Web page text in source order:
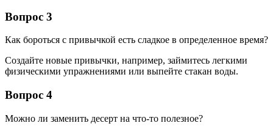
Вопрос 3
Как бороться с привычкой есть сладкое в определенное время?
Создайте новые привычки, например, займитесь легкими
физическими упражнениями или выпейте стакан воды.
Вопрос 4
Можно ли заменить десерт на что-то полезное?